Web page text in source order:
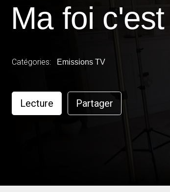
Ma foi
Catégories: Emissions TV
Lecture Partager